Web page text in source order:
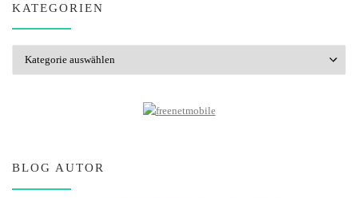
KATEGORIEN
BLOG AUTOR